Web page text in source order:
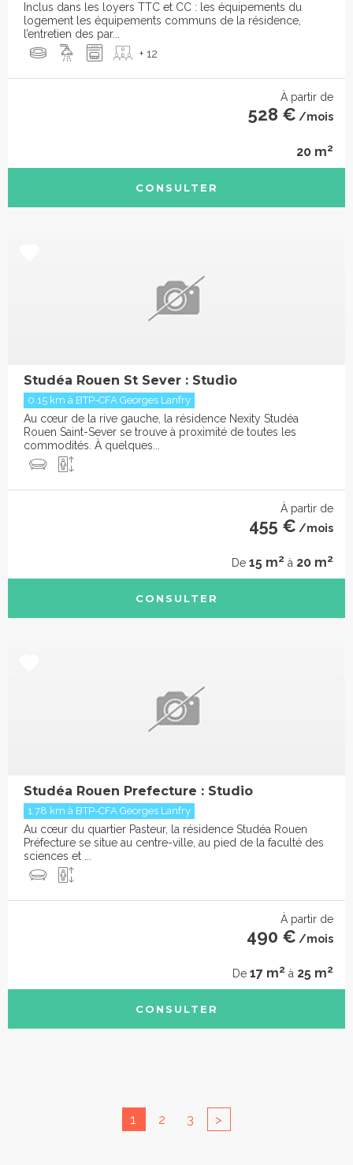
Inclus dans les loyers TTC et CC : les équipements du
logement les équipements communs de la résidence,
l’entretien des par...
+ 12
À partir de
528 € /mois
20 m2
CONSULTER
Studéa Rouen St Sever : Studio
0.15 km à BTP-CFA Georges Lanfry
Au cœur de la rive gauche, la résidence Nexity Studéa
Rouen Saint-Sever se trouve à proximité de toutes les
commodités. À quelques...
À partir de
455 € /mois
De 15 m2 à 20 m2
CONSULTER
Studéa Rouen Prefecture : Studio
1.78 km à BTP-CFA Georges Lanfry
Au cœur du quartier Pasteur, la résidence Studéa Rouen
Préfecture se situe au centre-ville, au pied de la faculté des
sciences et ...
À partir de
490 € /mois
De 17 m2 à 25 m2
CONSULTER
1 2 3 >